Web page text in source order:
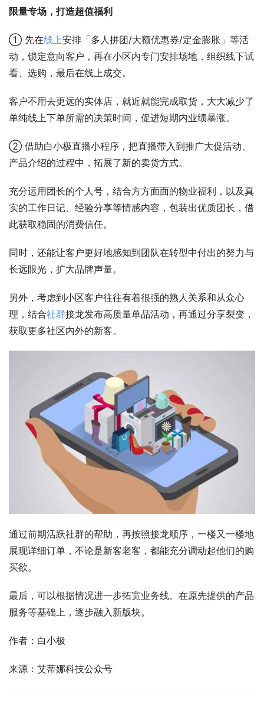
限量专场，打造超值福利
① 先在线上安排「多人拼团/大额优惠券/定金膨胀」等活
动，锁定意向客户，再在小区内专门安排场地，组织线下试
看、选购，最后在线上成交。
客户不用去更远的实体店，就近就能完成取货，大大减少了
单纯线上下单所需的决策时间，促进短期内业绩暴涨。
② 借助白小极直播小程序，把直播带入到推广大促活动、
产品介绍的过程中，拓展了新的卖货方式。
充分运用团长的个人号，结合方方面面的物业福利，以及真
实的工作日记、经验分享等情感内容，包装出优质团长，借
此获取稳固的消费信任。
同时，还能让客户更好地感知到团队在转型中付出的努力与
长远眼光，扩大品牌声量。
另外，考虑到小区客户往往有着很强的熟人关系和从众心
理，结合社群接龙发布高质量单品活动，再通过分享裂变，
获取更多社区内外的新客。
通过前期活跃社群的帮助，再按照接龙顺序，一楼又一楼地
展现详细订单，不论是新客老客，都能充分调动起他们的购
买欲。
最后，可以根据情况进一步拓宽业务线。在原先提供的产品
服务等基础上，逐步融入新版块。
作者：白小极
来源：艾蒂娜科技公众号